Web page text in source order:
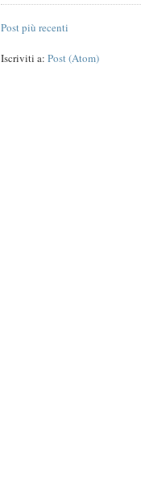
Post più recenti
Iscriviti a: Post (Atom)